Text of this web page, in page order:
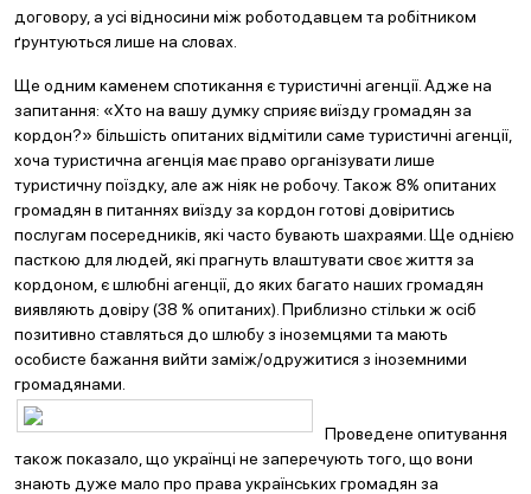
договору, а усі відносини між роботодавцем та робітником
ґрунтуються лише на словах.
Ще одним каменем спотикання є туристичні агенції. Адже на
запитання: «Хто на вашу думку сприяє виїзду громадян за
кордон?» більшість опитаних відмітили саме туристичні агенції,
хоча туристична агенція має право організувати лише
туристичну поїздку, але аж ніяк не робочу. Також 8% опитаних
громадян в питаннях виїзду за кордон готові довіритись
послугам посередників, які часто бувають шахраями. Ще однією
пасткою для людей, які прагнуть влаштувати своє життя за
кордоном, є шлюбні агенції, до яких багато наших громадян
виявляють довіру (38 % опитаних). Приблизно стільки ж осіб
позитивно ставляться до шлюбу з іноземцями та мають
особисте бажання вийти заміж/одружитися з іноземними
громадянами.
Проведене опитування
також показало, що українці не заперечують того, що вони
знають дуже мало про права українських громадян за